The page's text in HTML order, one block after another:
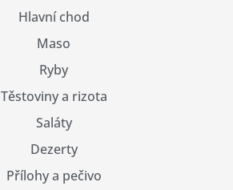
Hlavní chod
Maso
Ryby
Těstoviny a rizota
Saláty
Dezerty
Přílohy a pečivo